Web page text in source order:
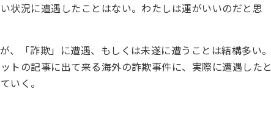
状況に遭遇したことはない。わたしは運がいいのだと思
、「詐欺」に遭遇、もしくは未遂に遭うことは結構多い。
トの記事に出て来る海外の詐欺事件に、実際に遭遇したと
いく。